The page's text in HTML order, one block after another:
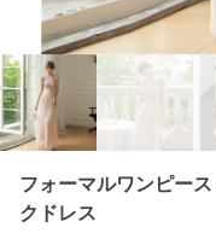
フォーマルワンピー
クドレス